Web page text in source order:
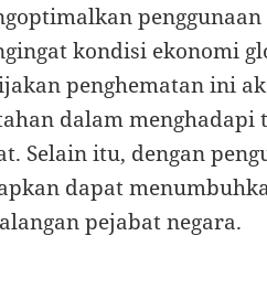
kondisi ekonomi
penghematan ini
dalam menghadapi
Selain itu, dengan
dapat
pejabat negara.